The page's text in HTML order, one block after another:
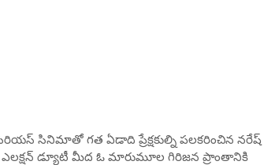
సీరియస్ సినిమాతో గత ఏడాది ప్రేక్షకుల్ని పలకరించిన నరేష్
డ్యూటీ మీద ఓ మారుమూల గిరిజన ప్రాంతానికి